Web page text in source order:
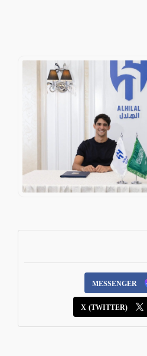
MESSENGER
X (TWITTER)